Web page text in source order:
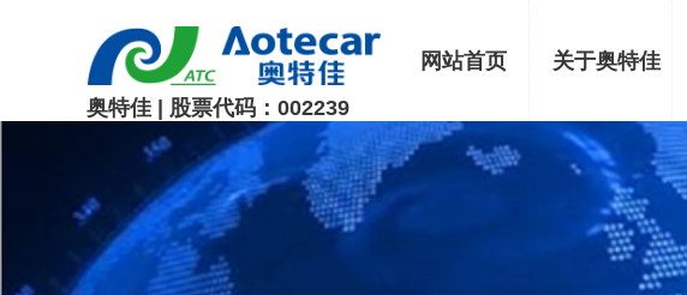
网站首页 关于奥特佳
奥特佳 | 股票代码：002239